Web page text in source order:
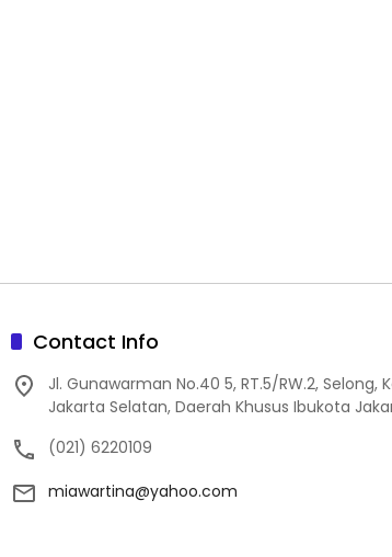
Contact Info
Jl. Gunawarman No.40 5, RT.5/RW.2, Selong,
Jakarta Selatan, Daerah Khusus Ibukota
(021) 6220109
miawartina@yahoo.com